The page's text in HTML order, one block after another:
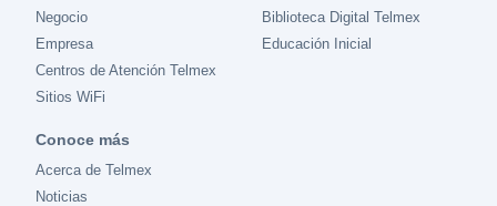
Negocio
Empresa
Centros de Atención Telmex
Sitios WiFi
Biblioteca Digital Telmex
Educación Inicial
Conoce más
Acerca de Telmex
Noticias